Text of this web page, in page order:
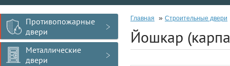
Противопожарные
двери
Металлические
двери
Главная » Строительные двери
Йошкар